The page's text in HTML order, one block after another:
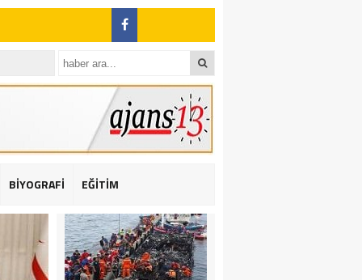
2 yaralı
BİYOGRAFİ EĞİTİM